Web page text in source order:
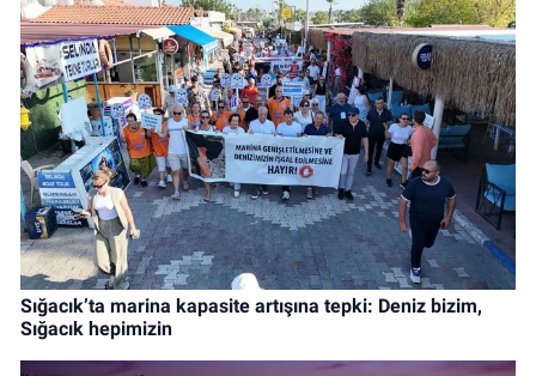
Sığacık’ta marina kapasite artışına tepki: Deniz bizim,
Sığacık hepimizin